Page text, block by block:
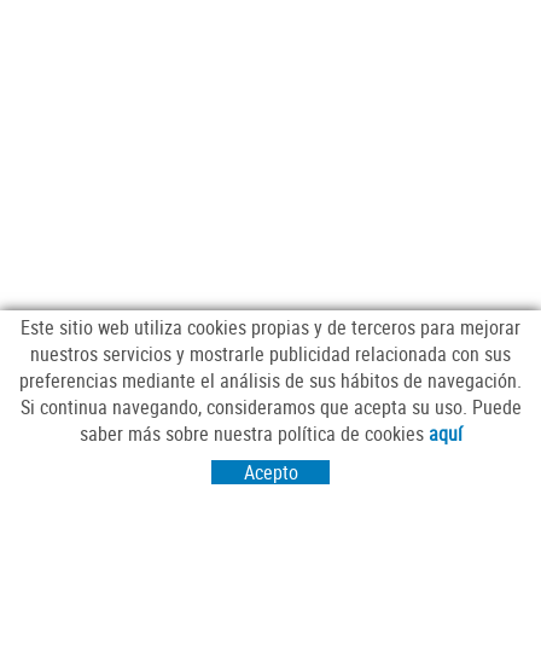
SÍGUENOS
Este sitio web utiliza cookies propias y de terceros para mejorar
nuestros servicios y mostrarle publicidad relacionada con sus
preferencias mediante el análisis de sus hábitos de navegación.
Si continua navegando, consideramos que acepta su uso. Puede
saber más sobre nuestra política de cookies aquí
Acepto